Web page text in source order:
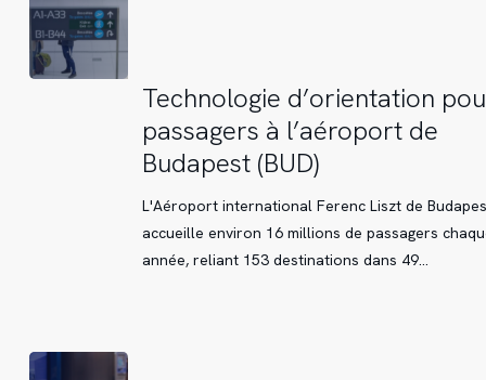
Technologie
pour
les
passagers
l’aéroport
Technologie d’orientation
passagers à l’aéroport de
Budapest (BUD)
L'Aéroport international Ferenc Liszt de
accueille environ 16 millions de passagers
année, reliant 153 destinations dans 49…